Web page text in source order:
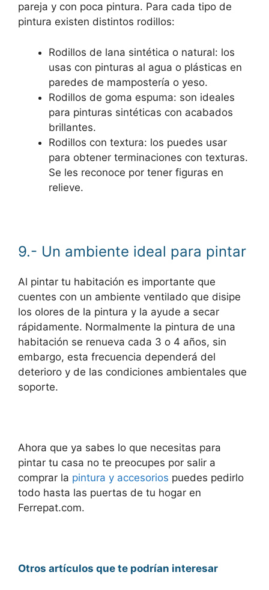
pareja y con poca pintura. Para cada tipo de
pintura existen distintos rodillos:
Rodillos de lana sintética o natural: los
usas con pinturas al agua o plásticas en
paredes de mampostería o yeso.
Rodillos de goma espuma: son ideales
para pinturas sintéticas con acabados
brillantes.
Rodillos con textura: los puedes usar
para obtener terminaciones con texturas.
Se les reconoce por tener figuras en
relieve.
9.- Un ambiente ideal para pintar
Al pintar tu habitación es importante que
cuentes con un ambiente ventilado que disipe
los olores de la pintura y la ayude a secar
rápidamente. Normalmente la pintura de una
habitación se renueva cada 3 o 4 años, sin
embargo, esta frecuencia dependerá del
deterioro y de las condiciones ambientales que
soporte.
Ahora que ya sabes lo que necesitas para
pintar tu casa no te preocupes por salir a
comprar la pintura y accesorios puedes pedirlo
todo hasta las puertas de tu hogar en
Ferrepat.com.
Otros artículos que te podrían interesar